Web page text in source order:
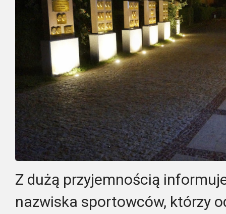
Z dużą przyjemnością
nazwiska sportowców, którzy